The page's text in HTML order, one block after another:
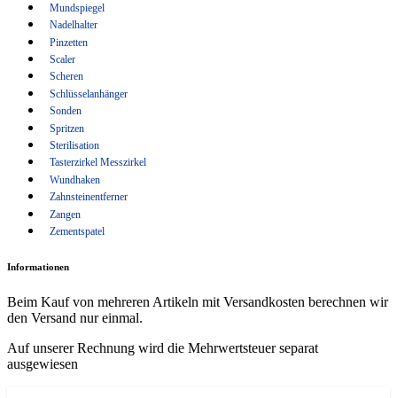
Wundhaken
Zementspatel
Mundspiegel
Nadelhalter
Pinzetten
Scaler
Scheren
Schlüsselanhänger
Sonden
Spritzen
Sterilisation
Tasterzirkel Messzirkel
Wundhaken
Zahnsteinentferner
Zangen
Zementspatel
Informationen
Beim Kauf von mehreren Artikeln mit Versandkosten berechnen wir
den Versand nur einmal.
Auf unserer Rechnung wird die Mehrwertsteuer separat
ausgewiesen